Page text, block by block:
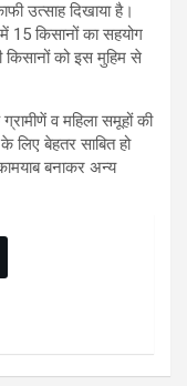
उत्साह दिखाया है।
15 किसानों का सहयोग
किसानों को इस मुहिम से
व महिला समूहों की
लिए बेहतर साबित हो
बनाकर अन्य